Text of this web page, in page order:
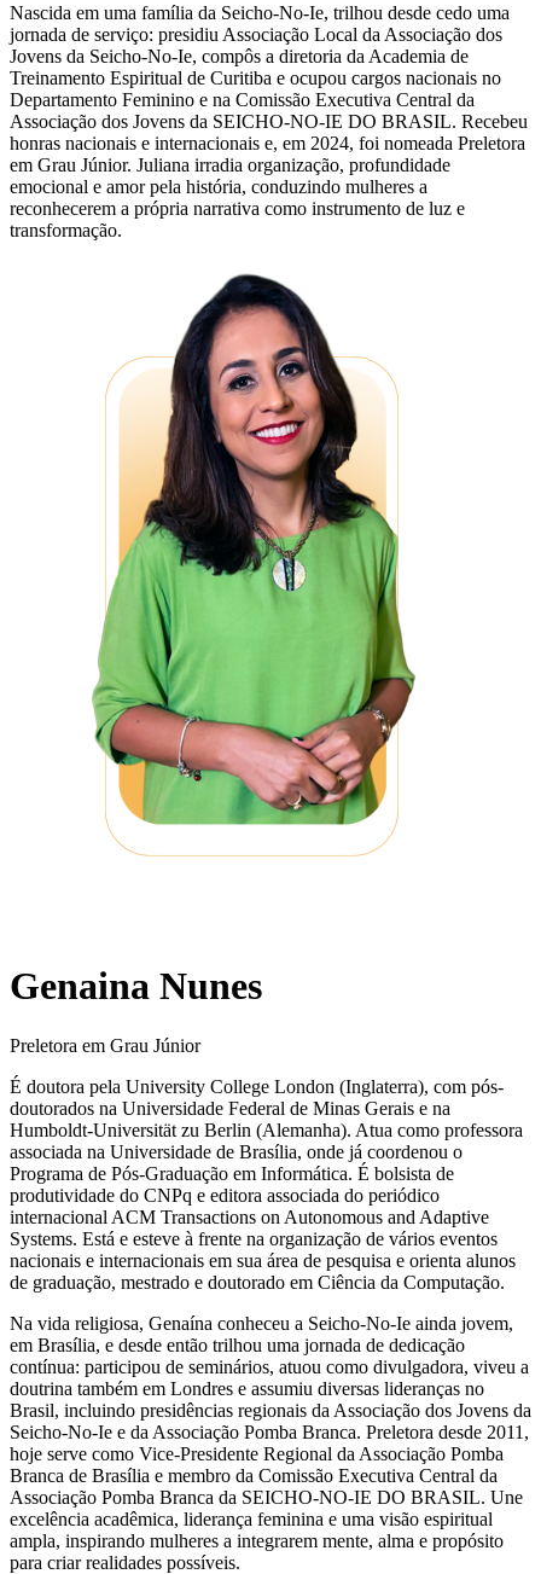
Nascida em uma família da Seicho-No-Ie, trilhou desde cedo uma
jornada de serviço: presidiu Associação Local da Associação dos
Jovens da Seicho-No-Ie, compôs a diretoria da Academia de
Treinamento Espiritual de Curitiba e ocupou cargos nacionais no
Departamento Feminino e na Comissão Executiva Central da
Associação dos Jovens da SEICHO-NO-IE DO BRASIL. Recebeu
honras nacionais e internacionais e, em 2024, foi nomeada Preletora
em Grau Júnior. Juliana irradia organização, profundidade
emocional e amor pela história, conduzindo mulheres a
reconhecerem a própria narrativa como instrumento de luz e
transformação.
Genaina Nunes
Preletora em Grau Júnior
É doutora pela University College London (Inglaterra), com pós-
doutorados na Universidade Federal de Minas Gerais e na
Humboldt-Universität zu Berlin (Alemanha). Atua como professora
associada na Universidade de Brasília, onde já coordenou o
Programa de Pós-Graduação em Informática. É bolsista de
produtividade do CNPq e editora associada do periódico
internacional ACM Transactions on Autonomous and Adaptive
Systems. Está e esteve à frente na organização de vários eventos
nacionais e internacionais em sua área de pesquisa e orienta alunos
de graduação, mestrado e doutorado em Ciência da Computação.
Na vida religiosa, Genaína conheceu a Seicho-No-Ie ainda jovem,
em Brasília, e desde então trilhou uma jornada de dedicação
contínua: participou de seminários, atuou como divulgadora, viveu a
doutrina também em Londres e assumiu diversas lideranças no
Brasil, incluindo presidências regionais da Associação dos Jovens da
Seicho-No-Ie e da Associação Pomba Branca. Preletora desde 2011,
hoje serve como Vice-Presidente Regional da Associação Pomba
Branca de Brasília e membro da Comissão Executiva Central da
Associação Pomba Branca da SEICHO-NO-IE DO BRASIL. Une
excelência acadêmica, liderança feminina e uma visão espiritual
ampla, inspirando mulheres a integrarem mente, alma e propósito
para criar realidades possíveis.